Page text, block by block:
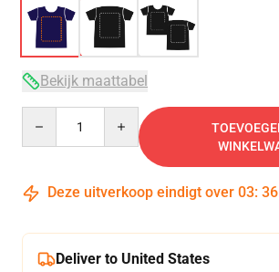
Bekijk maattabel
Deze uitverkoop eindigt over 03: 36
Deliver to United States